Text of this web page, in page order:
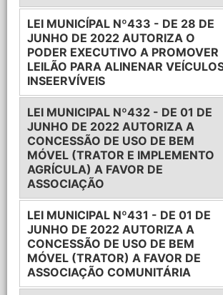
LEI MUNICÍPAL Nº433 - DE 28 DE
JUNHO DE 2022 AUTORIZA O
PODER EXECUTIVO A PROMOVER
LEILÃO PARA ALINENAR
INSEERVÍVEIS
LEI MUNICIPAL Nº432 - DE 01 DE
JUNHO DE 2022 AUTORIZA A
CONCESSÃO DE USO DE BEM
MÓVEL (TRATOR E IMPLEMENTO
AGRÍCULA) A FAVOR DE
ASSOCIAÇÃO
LEI MUNICIPAL Nº431 - DE 01 DE
JUNHO DE 2022 AUTORIZA A
CONCESSÃO DE USO DE BEM
MÓVEL (TRATOR) A FAVOR DE
ASSOCIAÇÃO COMUNITÁRIA